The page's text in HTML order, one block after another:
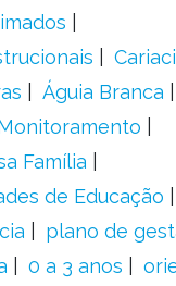
Águia Branca
Família
de Educação
plano de
0 a 3 anos